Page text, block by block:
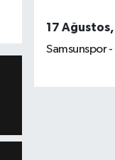
17
Samsunspor